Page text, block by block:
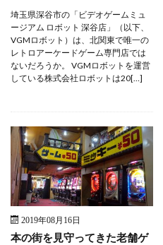
埼玉県深谷市の「ビデオゲームミュ
ージアム ロボット 深谷店」（以下、
VGMロボット）は、北関東で唯一の
レトロアーケードゲーム専門店では
ないだろうか。 VGMロボットを運営
している株式会社ロボットは20[…]
2019年08月16日
本の街を見守ってきた老舗ゲ